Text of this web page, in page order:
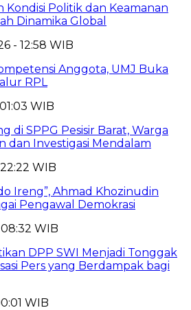
Kondisi Politik dan Keamanan
Dinamika Global
- 12:58 WIB
Anggota, UMJ Buka
RPL
WIB
di SPPG Pesisir Barat, Warga
Investigasi Mendalam
WIB
Ireng”, Ahmad Khozinudin
Pengawal Demokrasi
WIB
DPP SWI Menjadi Tonggak
Pers yang Berdampak bagi
WIB